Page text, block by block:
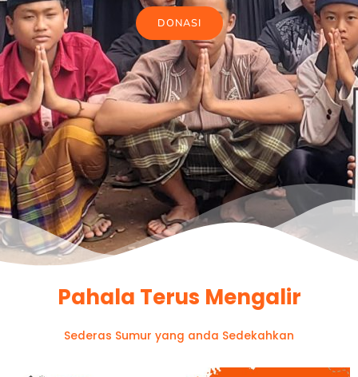
DONASI
Pahala Terus Mengalir
Sederas Sumur yang anda Sedekahkan